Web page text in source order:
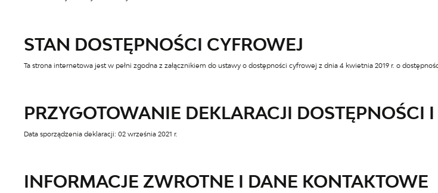
STAN DOSTĘPNOŚCI CYFROWEJ
Ta strona internetowa jest w pełni zgodna z załącznikiem do ustawy o dostępności cyfrowej z dnia 4 kwietnia 2019 r. o
PRZYGOTOWANIE DEKLARACJI DOSTĘPNOŚCI
Data sporządzenia deklaracji: 02 września 2021 r.
INFORMACJE ZWROTNE I DANE KONTAKTOWE